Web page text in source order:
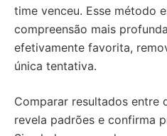
time venceu. Esse método
compreensão mais
efetivamente favorita,
única tentativa.
Comparar resultados entre
revela padrões e confirma